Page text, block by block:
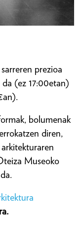
prezioa
(ez 17:00etan)
bolumenak
diren,
Museoko